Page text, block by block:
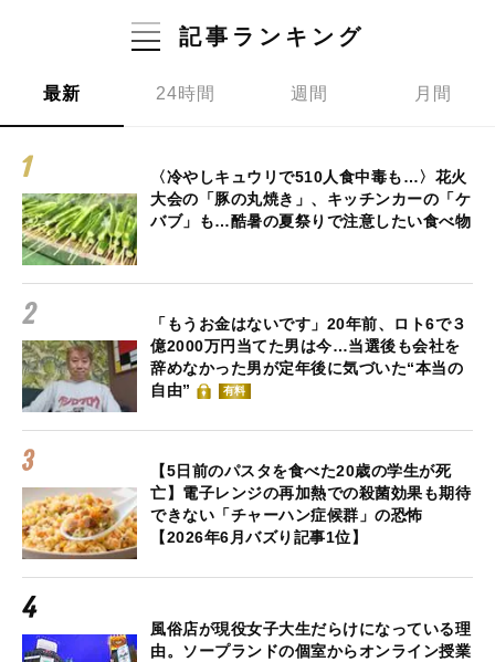
記事ランキング
最新 24時間 週間 月間
〈冷やしキュウリで510人食中毒も…〉花火
大会の「豚の丸焼き」、キッチンカーの「ケ
バブ」も…酷暑の夏祭りで注意したい食べ物
「もうお金はないです」20年前、ロト6で３
億2000万円当てた男は今…当選後も会社を
辞めなかった男が定年後に気づいた“本当の
自由”
有料
【5日前のパスタを食べた20歳の学生が死
亡】電子レンジの再加熱での殺菌効果も期待
できない「チャーハン症候群」の恐怖
【2026年6月バズり記事1位】
風俗店が現役女子大生だらけになっている理
由。ソープランドの個室からオンライン授業